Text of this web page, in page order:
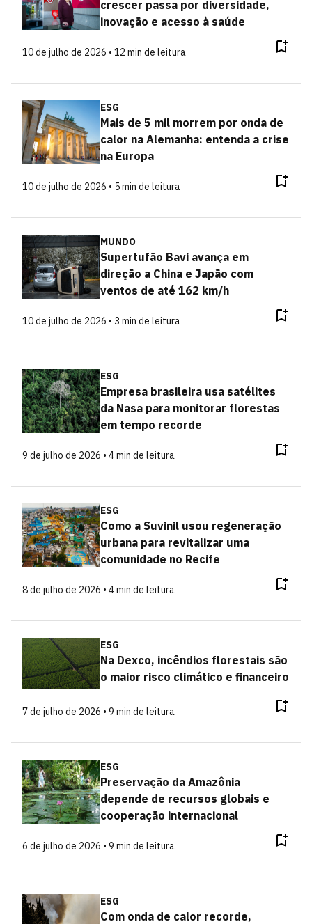
crescer passa por diversidade,
inovação e acesso à saúde
10 de julho de 2026 • 12 min de leitura
ESG
Mais de 5 mil morrem por onda de
calor na Alemanha: entenda a crise
na Europa
10 de julho de 2026 • 5 min de leitura
MUNDO
Supertufão Bavi avança em
direção a China e Japão com
ventos de até 162 km/h
10 de julho de 2026 • 3 min de leitura
ESG
Empresa brasileira usa satélites
da Nasa para monitorar florestas
em tempo recorde
9 de julho de 2026 • 4 min de leitura
ESG
Como a Suvinil usou regeneração
urbana para revitalizar uma
comunidade no Recife
8 de julho de 2026 • 4 min de leitura
ESG
Na Dexco, incêndios florestais são
o maior risco climático e financeiro
7 de julho de 2026 • 9 min de leitura
ESG
Preservação da Amazônia
depende de recursos globais e
cooperação internacional
6 de julho de 2026 • 9 min de leitura
ESG
Com onda de calor recorde,